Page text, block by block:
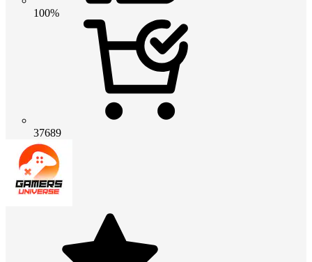
100%
37689